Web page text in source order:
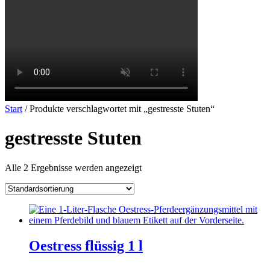
Start / Produkte verschlagwortet mit „gestresste Stuten“
gestresste Stuten
Alle 2 Ergebnisse werden angezeigt
Oestress flüssig 1 l